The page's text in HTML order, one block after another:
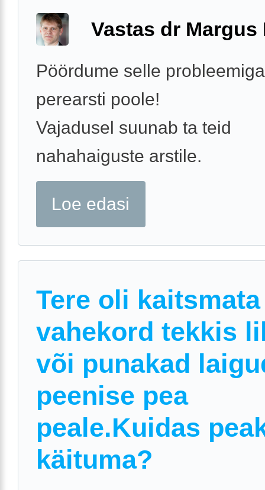
Vastas dr Margus
Pöördume selle
perearsti poole!
Vajadusel suunab ta teid
nahahaiguste arstile.
Loe edasi
Tere oli kaitsmata
vahekord tekkis
või punakad
peenise pea
peale.Kuidas
käituma?